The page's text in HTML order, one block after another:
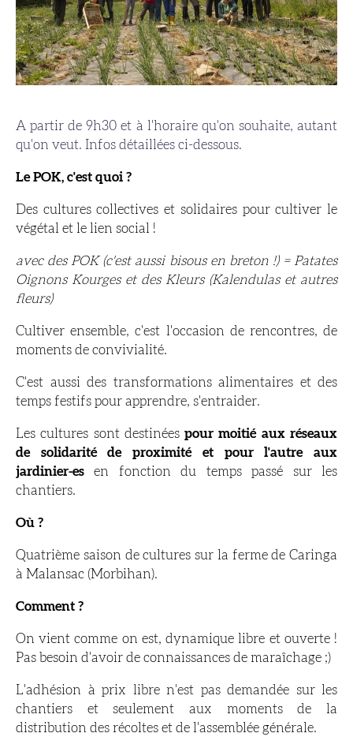
A partir de 9h30 et à l'horaire qu'on souhaite, autant
qu'on veut. Infos détaillées ci-dessous.
Le POK, c'est quoi ?
Des cultures collectives et solidaires pour cultiver le
végétal et le lien social !
avec des POK (c'est aussi bisous en breton !) = Patates
Oignons Kourges et des Kleurs (Kalendulas et autres
fleurs)
Cultiver ensemble, c'est l'occasion de rencontres, de
moments de convivialité.
C'est aussi des transformations alimentaires et des
temps festifs pour apprendre, s'entraider.
Les cultures sont destinéespour moitié aux réseaux
de solidarité de proximité et pour l'autre aux
jardinier-es en fonction du temps passé sur les
chantiers.
Où ?
Quatrième saison de cultures sur la ferme de Caringa
à Malansac (Morbihan).
Comment ?
On vient comme on est, dynamique libre et ouverte !
Pas besoin d'avoir de connaissances de maraîchage ;)
L'adhésion à prix libre n'est pas demandée sur les
chantiers et seulement aux moments de la
distribution des récoltes et de l'assemblée générale.